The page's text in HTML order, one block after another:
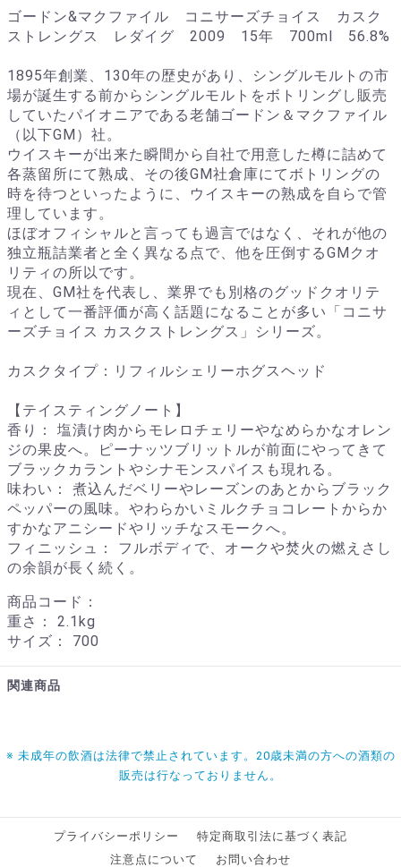
ゴードン&マクファイル コニサーズチョイス カスク
ストレングス レダイグ 2009 15年 700ml 56.8%
1895年創業、130年の歴史があり、シングルモルトの市
場が誕生する前からシングルモルトをボトリングし販売
していたパイオニアである老舗ゴードン＆マクファイル
（以下GM）社。
ウイスキーが出来た瞬間から自社で用意した樽に詰めて
各蒸留所にて熟成、その後GM社倉庫にてボトリングの
時を待つといったように、ウイスキーの熟成を自らで管
理しています。
ほぼオフィシャルと言っても過言ではなく、それが他の
独立瓶詰業者と全く異なる点で、他を圧倒するGMクオ
リティの所以です。
現在、GM社を代表し、業界でも別格のグッドクオリテ
ィとして一番評価が高く話題になることが多い「コニサ
ーズチョイス カスクストレングス」シリーズ。
カスクタイプ：リフィルシェリーホグスヘッド
【テイスティングノート】
香り： 塩漬け肉からモレロチェリーやなめらかなオレン
ジの果皮へ。ピーナッツブリットルが前面にやってきて
ブラックカラントやシナモンスパイスも現れる。
味わい： 煮込んだベリーやレーズンのあとからブラック
ペッパーの風味。やわらかいミルクチョコレートからか
すかなアニシードやリッチなスモークへ。
フィニッシュ： フルボディで、オークや焚火の燃えさし
の余韻が長く続く。
商品コード：
重さ： 2.1kg
サイズ： 700
関連商品
※ 未成年の飲酒は法律で禁止されています。20歳未満の方への酒類の
販売は行なっておりません。
プライバシーポリシー
特定商取引法に基づく表記
注意点について
お問い合わせ